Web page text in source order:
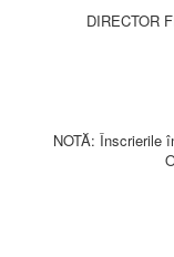
DIRECTOR
NOTĂ: Înscrierile